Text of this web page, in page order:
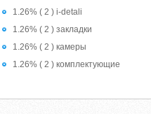
1.26% ( 2 ) i-detali
1.26% ( 2 ) закладки
1.26% ( 2 ) камеры
1.26% ( 2 ) комплектующие